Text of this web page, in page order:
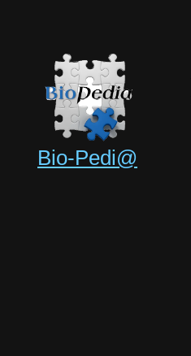
Bio-Pedi@